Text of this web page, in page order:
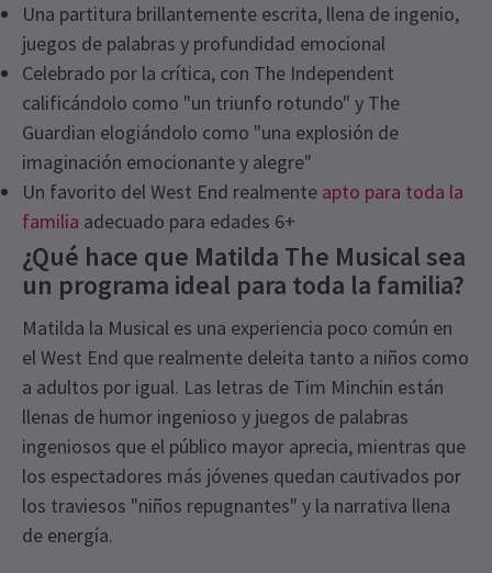
Una partitura brillantemente escrita, llena de ingenio,
juegos de palabras y profundidad emocional
Celebrado por la crítica, con The Independent
calificándolo como "un triunfo rotundo" y The
Guardian elogiándolo como "una explosión de
imaginación emocionante y alegre"
Un favorito del West End realmente apto para toda la
familia adecuado para edades 6+
¿Qué hace que Matilda The Musical sea
un programa ideal para toda la familia?
Matilda la Musical es una experiencia poco común en
el West End que realmente deleita tanto a niños como
a adultos por igual. Las letras de Tim Minchin están
llenas de humor ingenioso y juegos de palabras
ingeniosos que el público mayor aprecia, mientras que
los espectadores más jóvenes quedan cautivados por
los traviesos "niños repugnantes" y la narrativa llena
de energía.